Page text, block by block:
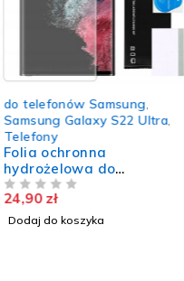
do telefonów Samsung,
Samsung Galaxy S22 Ultra,
Telefony
Folia ochronna
hydrożelowa do
SAMSUNG GALAXY S22
ULTRA 5G trwała szkło
TPU
24,90zł
Dodaj do koszyka